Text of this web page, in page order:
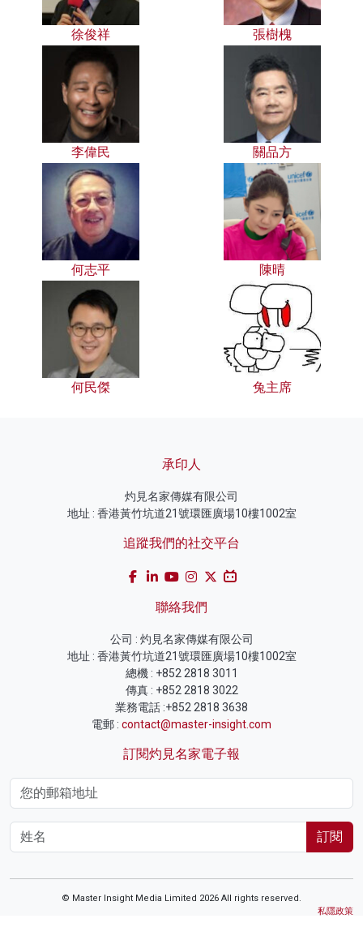
徐俊祥 張樹槐
李偉民 關品方
何志平 陳晴
何民傑 兔主席
承印人
灼見名家傳媒有限公司
地址 : 香港黃竹坑道21號環匯廣場10樓1002室
追蹤我們的社交平台
聯絡我們
公司 : 灼見名家傳媒有限公司
地址 : 香港黃竹坑道21號環匯廣場10樓1002室
總機 : +852 2818 3011
傳真 : +852 2818 3022
業務電話 :+852 2818 3638
電郵 : contact@master-insight.com
訂閱灼見名家電子報
訂閱
© Master Insight Media Limited 2026 All rights reserved.
私隱政策